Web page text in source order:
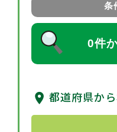
条
0件
都道府県か